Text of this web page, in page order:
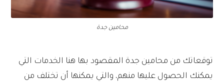
محامين جدة
توقعاتك من محامين جدة المقصود بها هنا الخدمات التي
يمكنك الحصول عليها منهم، والتي يمكنها أن تختلف من